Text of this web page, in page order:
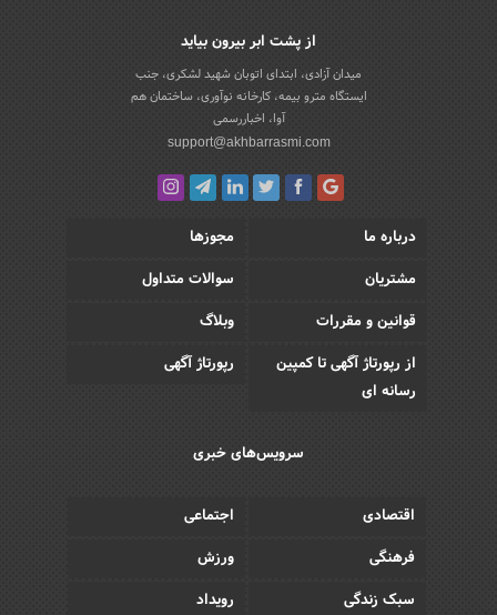
از پشت ابر بیرون بیاید
میدان آزادی، ابتدای اتوبان شهید لشکری، جنب
ایستگاه مترو بیمه، کارخانه نوآوری، ساختمان هم
آوا، اخباررسمی
support@akhbarrasmi.com
درباره ما
مجوزها
مشتریان
سوالات متداول
قوانین و مقررات
وبلاگ
از رپورتاژ آگهی تا کمپین
رسانه ای
رپورتاژ آگهی
سرویس‌های خبری
اقتصادی
اجتماعی
فرهنگی
ورزش
سبک زندگی
رویداد